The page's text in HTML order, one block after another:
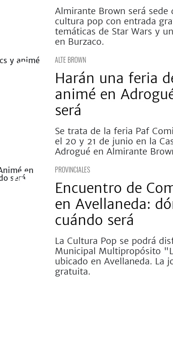
Almirante Brown será sede
cultura pop con entrada
temáticas de Star Wars y
en Burzaco.
ALTE BROWN
Harán una feria
animé en
será
Se trata de la feria Paf
el 20 y 21 de junio en la
Adrogué en Almirante
PROVINCIALES
Encuentro de
en Avellaneda:
cuándo será
La Cultura Pop se podrá
Municipal Multipropósito
ubicado en Avellaneda. La
gratuita.